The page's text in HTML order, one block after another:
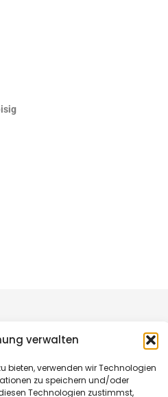
verwalten
bieten, verwenden wir Technologien
zu speichern und/oder
Technologien zustimmst,